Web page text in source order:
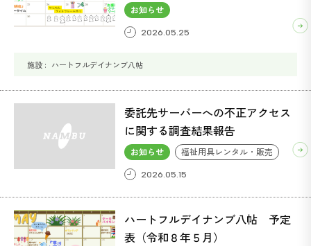
お知らせ
2026.05.25
ハートフルデイナンブ八帖
委託先サーバーへの不正アクセス
に関する調査結果報告
お知らせ 福祉用具レンタル・販売
2026.05.15
ハートフルデイナンブ八帖 予定
表（令和８年５月）